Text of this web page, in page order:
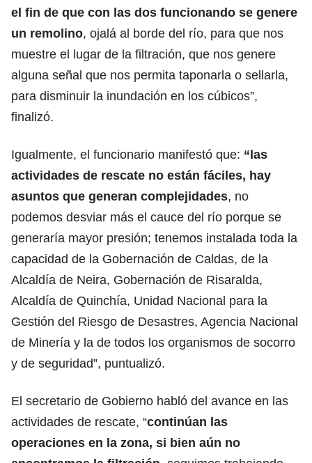
el fin de que con las dos funcionando se genere
un remolino, ojalá al borde del río, para que nos
muestre el lugar de la filtración, que nos genere
alguna señal que nos permita taponarla o sellarla,
para disminuir la inundación en los cúbicos”,
finalizó.
Igualmente, el funcionario manifestó que: “las
actividades de rescate no están fáciles, hay
asuntos que generan complejidades, no
podemos desviar más el cauce del río porque se
generaría mayor presión; tenemos instalada toda la
capacidad de la Gobernación de Caldas, de la
Alcaldía de Neira, Gobernación de Risaralda,
Alcaldía de Quinchía, Unidad Nacional para la
Gestión del Riesgo de Desastres, Agencia Nacional
de Minería y la de todos los organismos de socorro
y de seguridad”, puntualizó.
El secretario de Gobierno habló del avance en las
actividades de rescate, “continúan las
operaciones en la zona, si bien aún no